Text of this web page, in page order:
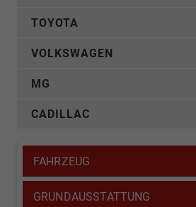
TOYOTA
VOLKSWAGEN
MG
CADILLAC
FAHRZEUG
GRUNDAUSSTATTUNG